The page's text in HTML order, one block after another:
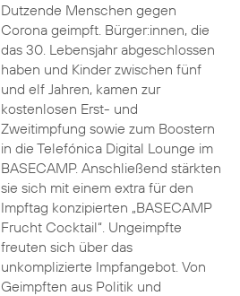
Dutzende Menschen gegen
Corona geimpft. Bürger:innen, die
das 30. Lebensjahr abgeschlossen
haben und Kinder zwischen fünf
und elf Jahren, kamen zur
kostenlosen Erst- und
Zweitimpfung sowie zum Boostern
in die Telefónica Digital Lounge im
BASECAMP. Anschließend stärkten
sie sich mit einem extra für den
Impftag konzipierten „BASECAMP
Frucht Cocktail“. Ungeimpfte
freuten sich über das
unkomplizierte Impfangebot. Von
Geimpften aus Politik und